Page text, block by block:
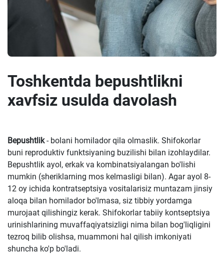
Toshkentda bepushtlikni
xavfsiz usulda davolash
Bepushtlik- bolani homilador qila olmaslik. Shifokorlar
buni reproduktiv funktsiyaning buzilishi bilan izohlaydilar.
Bepushtlik ayol, erkak va kombinatsiyalangan bo'lishi
mumkin (sheriklarning mos kelmasligi bilan). Agar ayol 8-
12 oy ichida kontratseptsiya vositalarisiz muntazam jinsiy
aloqa bilan homilador bo'lmasa, siz tibbiy yordamga
murojaat qilishingiz kerak. Shifokorlar tabiiy kontseptsiya
urinishlarining muvaffaqiyatsizligi nima bilan bog'liqligini
tezroq bilib olishsa, muammoni hal qilish imkoniyati
shuncha ko'p bo'ladi.